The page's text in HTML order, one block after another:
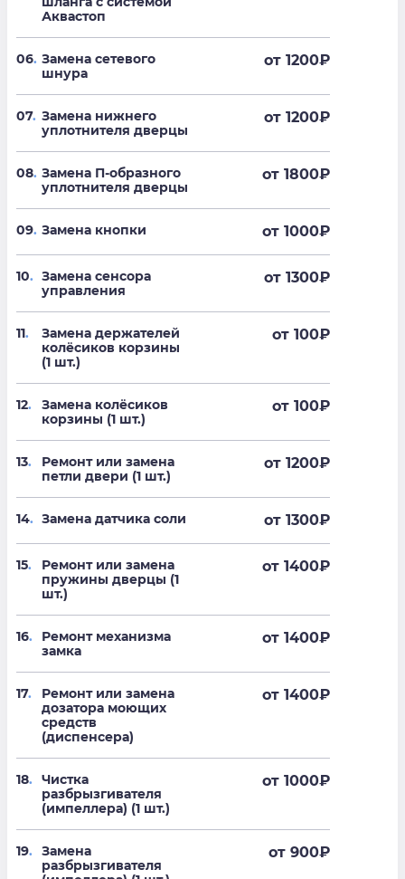
Аквастоп
06. Замена сетевого
шнура
от 1200₽
07. Замена нижнего
уплотнителя дверцы
от 1200₽
08. Замена П-образного
уплотнителя дверцы
от 1800₽
09. Замена кнопки от 1000₽
10. Замена сенсора
управления
от 1300₽
11.
Замена держателей
колёсиков корзины
(1 шт.)
от 100₽
12.
Замена колёсиков
корзины (1 шт.)
от 100₽
13.
Ремонт или замена
петли двери (1 шт.)
от 1200₽
14. Замена датчика соли от 1300₽
15.
Ремонт или замена
пружины дверцы (1
шт.)
от 1400₽
16.
Ремонт механизма
замка
от 1400₽
17.
Ремонт или замена
дозатора моющих
средств
(диспенсера)
от 1400₽
18.
Чистка
разбрызгивателя
(импеллера) (1 шт.)
от 1000₽
19.
Замена
разбрызгивателя
от 900₽